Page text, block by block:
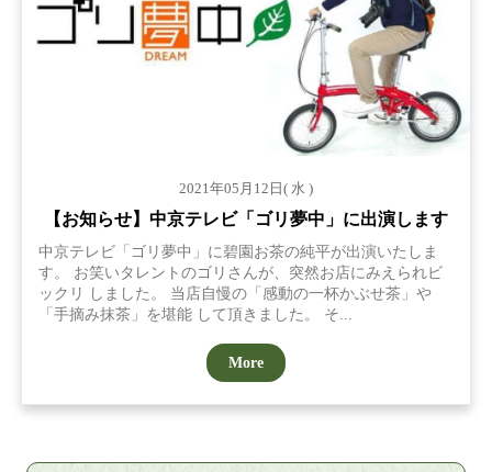
2021年05月12日( 水 )
【お知らせ】中京テレビ「ゴリ夢中」に出演します
中京テレビ「ゴリ夢中」に碧園お茶の純平が出演いたしま
す。 お笑いタレントのゴリさんが、突然お店にみえられビ
ックリ しました。 当店自慢の「感動の一杯かぶせ茶」や
「手摘み抹茶」を堪能 して頂きました。 そ...
More